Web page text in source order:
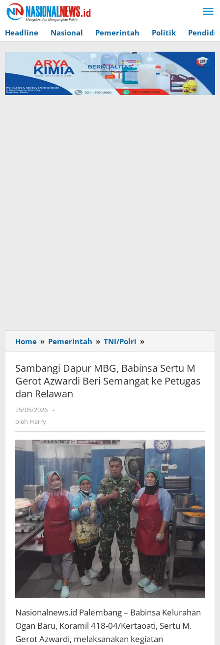
Lewati
ke
konten
Headline Nasional Pemerintah Politik
Home » Pemerintah » TNI/Polri »
Dapur
MBG,
Babinsa
Sertu
Semangat
ke
Petugas
dan
Relawan
Sambangi Dapur MBG, Babinsa Sertu M
Gerot Azwardi Beri Semangat ke Petugas
dan Relawan
25/05/2026 oleh
-
oleh Herry
Nasionalnews.id Palembang – Babinsa Kelurahan
Ogan Baru, Koramil 418-04/Kertaoati, Sertu M.
Gerot Azwardi, melaksanakan kegiatan